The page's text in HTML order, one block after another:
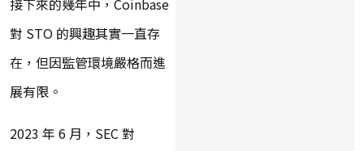
對 STO 的興趣其實一直存
在，但因監管環境嚴格而進
展有限。
2023 年 6 月，SEC 對